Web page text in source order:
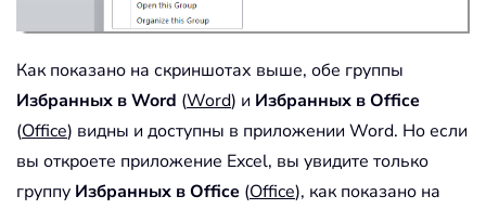
Как показано на скриншотах выше, обе группы
Избранных в Word (Word) и Избранных в Office
(Office) видны и доступны в приложении Word. Но если
вы откроете приложение Excel, вы увидите только
группу Избранных в Office (Office), как показано на